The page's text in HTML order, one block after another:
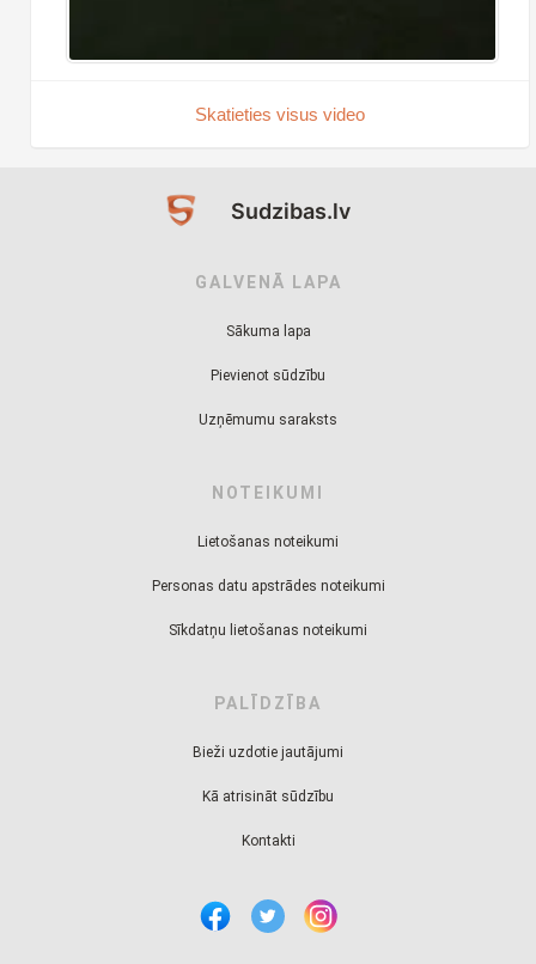
Skatieties visus video
Sudzibas.lv
GALVENĀ LAPA
Sākuma lapa
Pievienot sūdzību
Uzņēmumu saraksts
NOTEIKUMI
Lietošanas noteikumi
Personas datu apstrādes noteikumi
Sīkdatņu lietošanas noteikumi
PALĪDZĪBA
Bieži uzdotie jautājumi
Kā atrisināt sūdzību
Kontakti